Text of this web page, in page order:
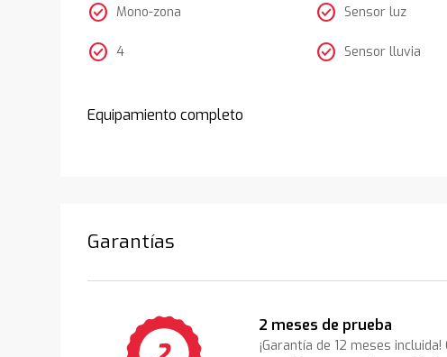
check_circle Mono-zona
check_circle 4
check_circle Sensor luz
check_circle Sensor lluvia
Equipamiento completo
Garantías
2 meses de prueba
¡Garantía de 12 meses